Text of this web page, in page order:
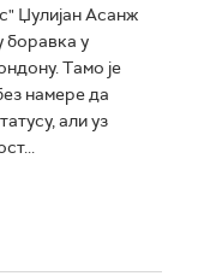
Џулијан Асанж
боравка у
Tамо је
намере да
али уз